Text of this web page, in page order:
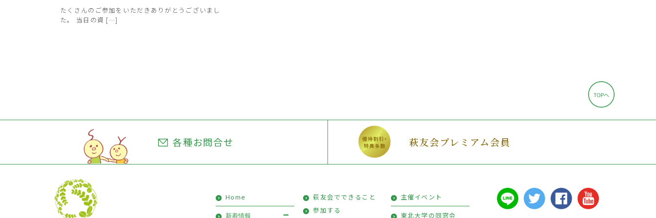
たくさんのご参加をいただきありがとうございまし
た。 当日の資 […]
各種お問合せ 萩友会プレミアム会員
Home
新着情報
萩友会でできること
参加する
主催イベント
東北大学の同窓会